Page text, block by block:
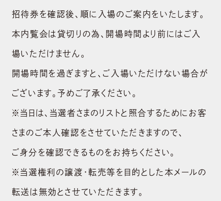
ABOUT US
招待券を確認後、順に入場のご案内をいたします。
本内覧会は貸切りの為、開場時間より前にはご入
場いただけません。
開場時間を過ぎますと、ご入場いただけない場合が
ございます。予めご了承ください。
※当日は、当選者さまのリストと照合するためにお客
さまのご本人確認をさせていただきますので、
ご身分を確認できるものをお持ちください。
※当選権利の譲渡・転売等を目的とした本メールの
転送は無効とさせていただきます。